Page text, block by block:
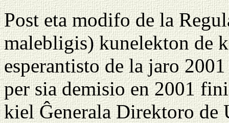
Post eta modifo de la
malebligis) kunelekton de
esperantisto de la jaro
per sia demisio en 2001
kiel Ĝenerala Direktoro de